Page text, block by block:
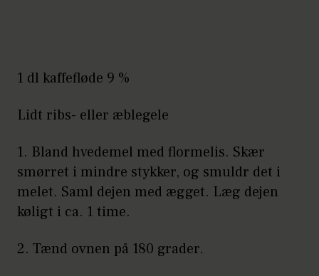
1 dl kaffefløde 9 %
Lidt ribs- eller æblegele
1. Bland hvedemel med flormelis. Skær
smørret i mindre stykker, og smuldr det i
melet. Saml dejen med ægget. Læg dejen
køligt i ca. 1 time.
2. Tænd ovnen på 180 grader.